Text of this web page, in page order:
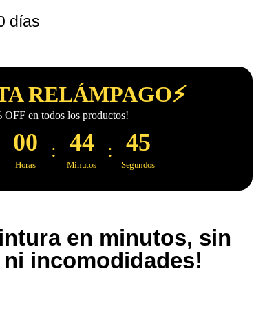
días
RELÁMPAGO⚡
OFF en todos los productos!
00
Horas
: 44
Minutos
: 44
Segundos
en minutos, sin
incomodidades!